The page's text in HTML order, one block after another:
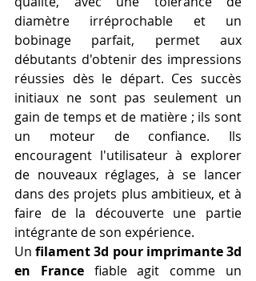
diamètre irréprochable et un
bobinage parfait, permet aux
débutants d'obtenir des impressions
réussies dès le départ. Ces succès
initiaux ne sont pas seulement un
gain de temps et de matière ; ils sont
un moteur de confiance. Ils
encouragent l'utilisateur à explorer
de nouveaux réglages, à se lancer
dans des projets plus ambitieux, et à
faire de la découverte une partie
intégrante de son expérience.
Un filament 3d pour imprimante 3d
en France fiable agit comme un